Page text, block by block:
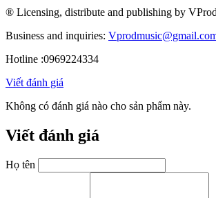
® Licensing, distribute and publishing by
Business and inquiries:
Hotline :0969224334
Viết đánh giá
Không có đánh giá nào cho sản phẩm này.
Viết đánh giá
Họ tên